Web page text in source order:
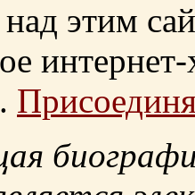
этим
.